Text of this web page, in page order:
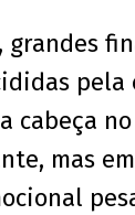
grandes
pela
cabeça
mas